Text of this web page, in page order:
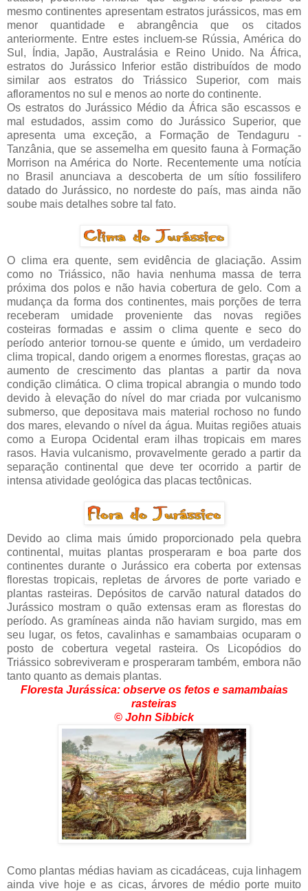
mesmo continentes apresentam estratos jurássicos, mas em
menor quantidade e abrangência que os citados
anteriormente. Entre estes incluem-se Rússia, América do
Sul, Índia, Japão, Australásia e Reino Unido. Na África,
estratos do Jurássico Inferior estão distribuídos de modo
similar aos estratos do Triássico Superior, com mais
afloramentos no sul e menos ao norte do continente.
Os estratos do Jurássico Médio da África são escassos e
mal estudados, assim como do Jurássico Superior, que
apresenta uma exceção, a Formação de Tendaguru -
Tanzânia, que se assemelha em quesito fauna à Formação
Morrison na América do Norte. Recentemente uma notícia
no Brasil anunciava a descoberta de um sítio fossilifero
datado do Jurássico, no nordeste do país, mas ainda não
soube mais detalhes sobre tal fato.
O clima era quente, sem evidência de glaciação. Assim
como no Triássico, não havia nenhuma massa de terra
próxima dos polos e não havia cobertura de gelo. Com a
mudança da forma dos continentes, mais porções de terra
receberam umidade proveniente das novas regiões
costeiras formadas e assim o clima quente e seco do
período anterior tornou-se quente e úmido, um verdadeiro
clima tropical, dando origem a enormes florestas, graças ao
aumento de crescimento das plantas a partir da nova
condição climática. O clima tropical abrangia o mundo todo
devido à elevação do nível do mar criada por vulcanismo
submerso, que depositava mais material rochoso no fundo
dos mares, elevando o nível da água. Muitas regiões atuais
como a Europa Ocidental eram ilhas tropicais em mares
rasos. Havia vulcanismo, provavelmente gerado a partir da
separação continental que deve ter ocorrido a partir de
intensa atividade geológica das placas tectônicas.
Devido ao clima mais úmido proporcionado pela quebra
continental, muitas plantas prosperaram e boa parte dos
continentes durante o Jurássico era coberta por extensas
florestas tropicais, repletas de árvores de porte variado e
plantas rasteiras. Depósitos de carvão natural datados do
Jurássico mostram o quão extensas eram as florestas do
período. As gramíneas ainda não haviam surgido, mas em
seu lugar, os fetos, cavalinhas e samambaias ocuparam o
posto de cobertura vegetal rasteira. Os Licopódios do
Triássico sobreviveram e prosperaram também, embora não
tanto quanto as demais plantas.
Floresta Jurássica: observe os fetos e samambaias
rasteiras
© John Sibbick
Como plantas médias haviam as cicadáceas, cuja linhagem
ainda vive hoje e as cicas, árvores de médio porte muito